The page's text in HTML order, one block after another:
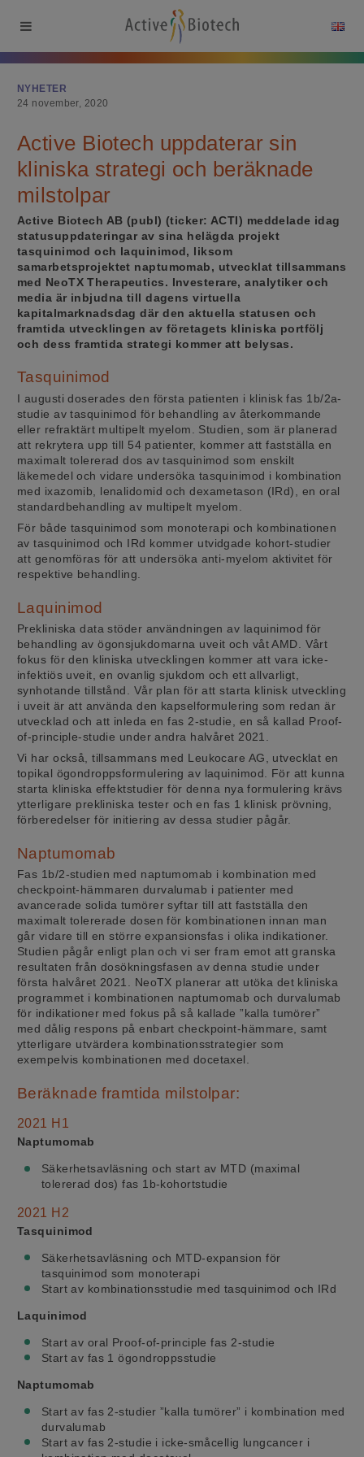
NYHETER
24 november, 2020
Active Biotech uppdaterar sin
kliniska strategi och beräknade
milstolpar
Active Biotech AB (publ) (ticker: ACTI) meddelade idag
statusuppdateringar av sina helägda projekt
tasquinimod och laquinimod, liksom
samarbetsprojektet naptumomab, utvecklat tillsammans
med NeoTX Therapeutics. Investerare, analytiker och
media är inbjudna till dagens virtuella
kapitalmarknadsdag där den aktuella statusen och
framtida utvecklingen av företagets kliniska portfölj
och dess framtida strategi kommer att belysas.
Tasquinimod
I augusti doserades den första patienten i klinisk fas 1b/2a-
studie av tasquinimod för behandling av återkommande
eller refraktärt multipelt myelom. Studien, som är planerad
att rekrytera upp till 54 patienter, kommer att fastställa en
maximalt tolererad dos av tasquinimod som enskilt
läkemedel och vidare undersöka tasquinimod i kombination
med ixazomib, lenalidomid och dexametason (IRd), en oral
standardbehandling av multipelt myelom.
För både tasquinimod som monoterapi och kombinationen
av tasquinimod och IRd kommer utvidgade kohort-studier
att genomföras för att undersöka anti-myelom aktivitet för
respektive behandling.
Laquinimod
Prekliniska data stöder användningen av laquinimod för
behandling av ögonsjukdomarna uveit och våt AMD. Vårt
fokus för den kliniska utvecklingen kommer att vara icke-
infektiös uveit, en ovanlig sjukdom och ett allvarligt,
synhotande tillstånd. Vår plan för att starta klinisk utveckling
i uveit är att använda den kapselformulering som redan är
utvecklad och att inleda en fas 2-studie, en så kallad Proof-
of-principle-studie under andra halvåret 2021.
Vi har också, tillsammans med Leukocare AG, utvecklat en
topikal ögondroppsformulering av laquinimod. För att kunna
starta kliniska effektstudier för denna nya formulering krävs
ytterligare prekliniska tester och en fas 1 klinisk prövning,
förberedelser för initiering av dessa studier pågår.
Naptumomab
Fas 1b/2-studien med naptumomab i kombination med
checkpoint-hämmaren durvalumab i patienter med
avancerade solida tumörer syftar till att fastställa den
maximalt tolererade dosen för kombinationen innan man
går vidare till en större expansionsfas i olika indikationer.
Studien pågår enligt plan och vi ser fram emot att granska
resultaten från dosökningsfasen av denna studie under
första halvåret 2021. NeoTX planerar att utöka det kliniska
programmet i kombinationen naptumomab och durvalumab
för indikationer med fokus på så kallade ”kalla tumörer”
med dålig respons på enbart checkpoint-hämmare, samt
ytterligare utvärdera kombinationsstrategier som
exempelvis kombinationen med docetaxel.
Beräknade framtida milstolpar:
2021 H1
Naptumomab
Säkerhetsavläsning och start av MTD (maximal
tolererad dos) fas 1b-kohortstudie
2021 H2
Tasquinimod
Säkerhetsavläsning och MTD-expansion för
tasquinimod som monoterapi
Start av kombinationsstudie med tasquinimod och IRd
Laquinimod
Start av oral Proof-of-principle fas 2-studie
Start av fas 1 ögondroppsstudie
Naptumomab
Start av fas 2-studier ”kalla tumörer” i kombination med
durvalumab
Start av fas 2-studie i icke-småcellig lungcancer i